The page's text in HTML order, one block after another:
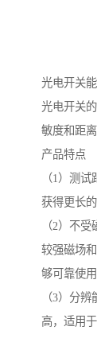
光电开关
光电开关
敏度和距
产品特点
（1）测
获得更长的
（2）不
较强磁场
够可靠使用
（3）分
高，适用